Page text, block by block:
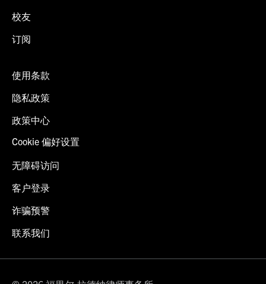
校友
订阅
使用条款
隐私政策
政策中心
Cookie 偏好设置
无障碍访问
客户登录
诈骗预警
联系我们